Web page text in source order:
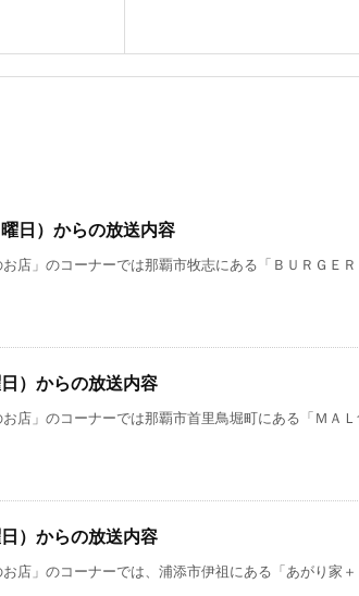
日）からの放送内容
お店」のコーナーでは那覇市牧志にある「ＢＵＲＧＥ
）からの放送内容
お店」のコーナーでは那覇市首里鳥堀町にある「ＭＡ
）からの放送内容
お店」のコーナーでは、浦添市伊祖にある「あがり家